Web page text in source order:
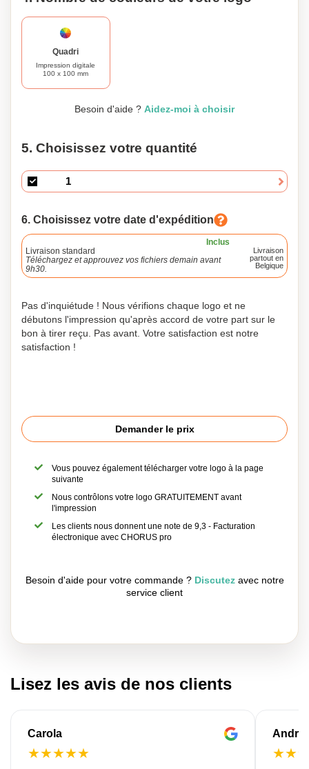
Quadri
Impression digitale
100 x 100 mm
Besoin d'aide ? Aidez-moi à choisir
5. Choisissez votre quantité
6. Choisissez votre date d'expédition
Inclus
Livraison standard
Téléchargez et approuvez vos fichiers demain avant
9h30.
Livraison
partout en
Belgique
Pas d'inquiétude ! Nous vérifions chaque logo et ne
débutons l'impression qu'après accord de votre part sur le
bon à tirer reçu. Pas avant. Votre satisfaction est notre
satisfaction !
Demander le prix
Vous pouvez également télécharger votre logo à la page
suivante
Nous contrôlons votre logo GRATUITEMENT avant
l'impression
Les clients nous donnent une note de 9,3 - Facturation
électronique avec CHORUS pro
Besoin d'aide pour votre commande ? Discutezavec notre
service client
Lisez les avis de nos clients
Carola
★★★★★ ★★